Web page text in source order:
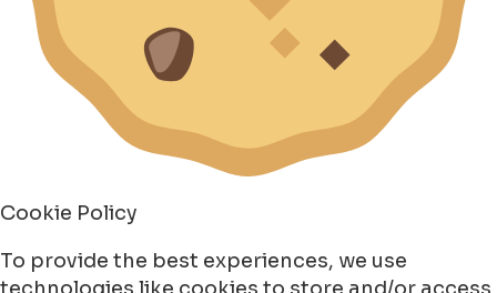
Cookie Policy
To provide the best experiences, we use